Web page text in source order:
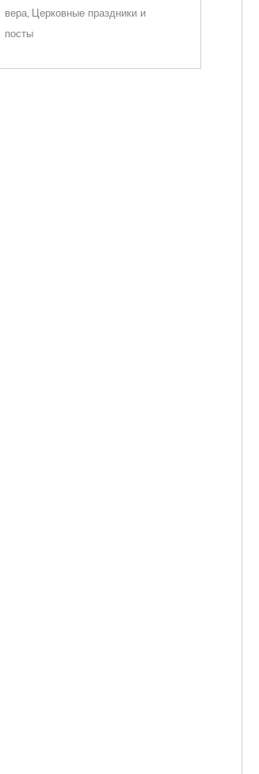
вера, Церковные праздники и
посты